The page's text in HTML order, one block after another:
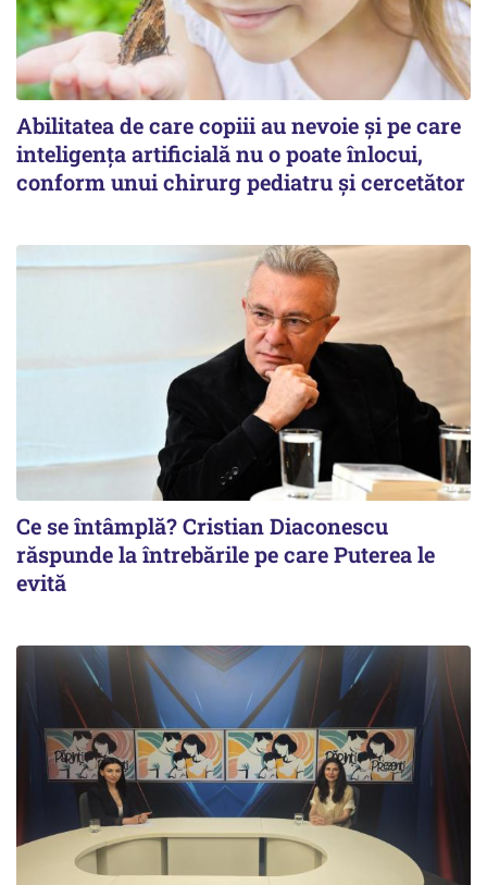
Abilitatea de care copiii au nevoie și pe care
inteligența artificială nu o poate înlocui,
conform unui chirurg pediatru și cercetător
Ce se întâmplă? Cristian Diaconescu
răspunde la întrebările pe care Puterea le
evită